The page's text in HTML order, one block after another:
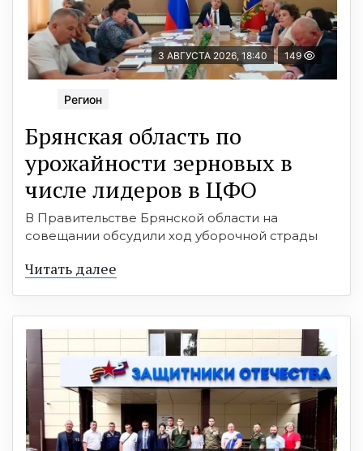
3 АВГУСТА 2026, 18:40 149
Регион
Брянская область по
урожайности зерновых в
числе лидеров в ЦФО
В Правительстве Брянской области на
совещании обсудили ход уборочной страды
Читать далее